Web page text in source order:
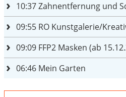
10:37Zahnentfernung und
09:55 RO Kunstgalerie/
09:09 FFP2 Masken (ab
06:46 Mein Garten